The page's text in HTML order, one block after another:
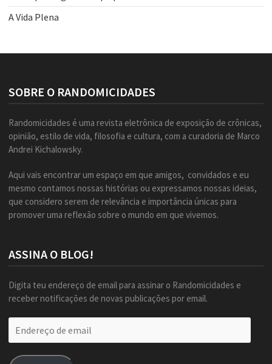
A Vida Plena
SOBRE O RANDOMICIDADES
Randomicidades é uma revista eletrônica de exposição de crônicas,
opinião, estilo de vida, filosofia e cultura, com a curadoria de Marco
Andrei Kichalowsky.
Aqui vais encontrar um espaço em que amigos, convidados e eu
mesmo contamos nossas histórias ou expressamos nossas ideias,
que considero serem de relevância e importância únicas para
promover uma reflexão sobre o mundo em que vivemos.
ASSINA O BLOG!
Digita teu endereço de email para assinar o Randomicidades e
receber notificações de novas publicações por email.
de